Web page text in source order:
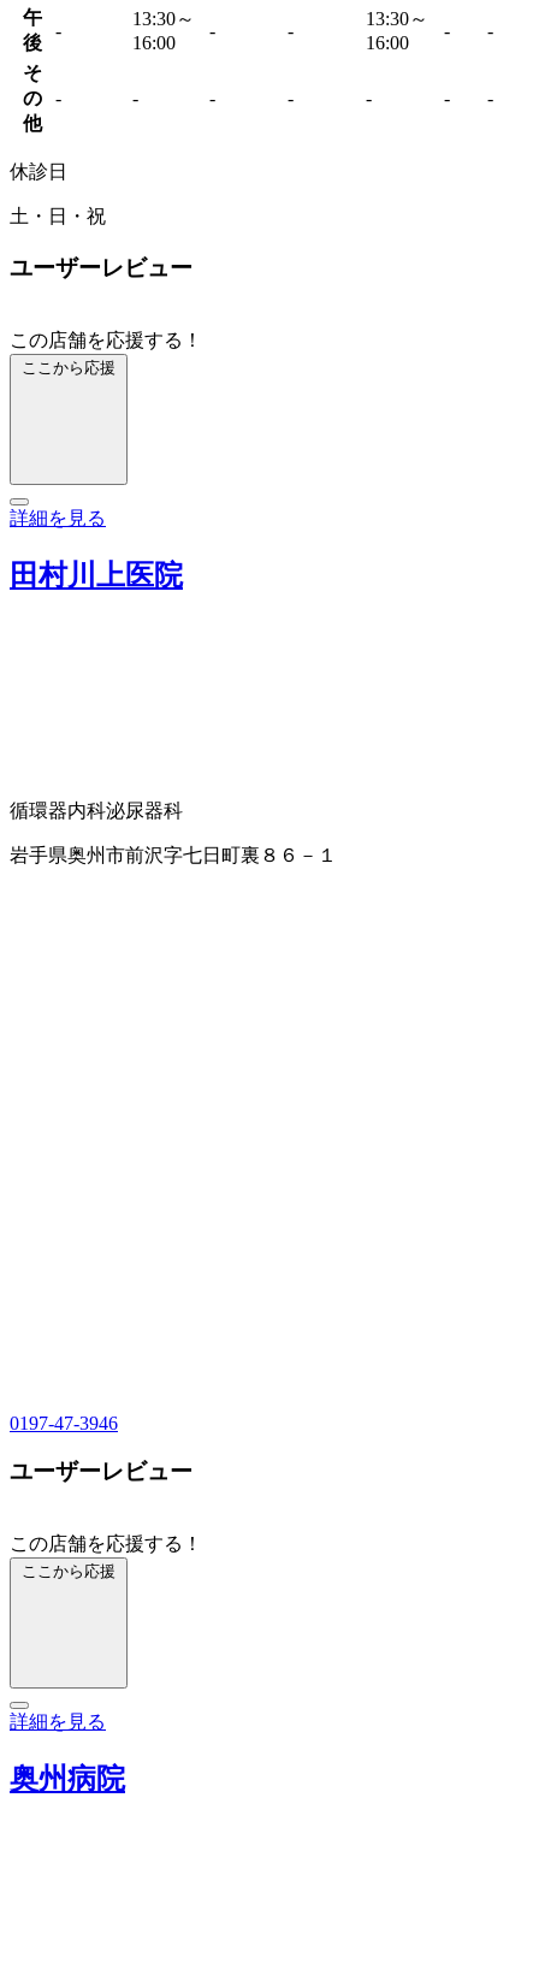
午
後
-
13:30～
16:00
- -
13:30～
16:00
- -
そ
の
他
- - - - - - -
休診日
土・日・祝
ユーザーレビュー
この店舗を応援する！
ここから応援
詳細を見る
田村川上医院
循環器内科泌尿器科
岩手県奥州市前沢字七日町裏８６－１
0197-47-3946
ユーザーレビュー
この店舗を応援する！
ここから応援
詳細を見る
奥州病院